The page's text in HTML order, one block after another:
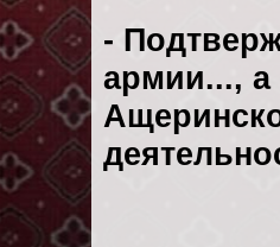
-
армии..., а